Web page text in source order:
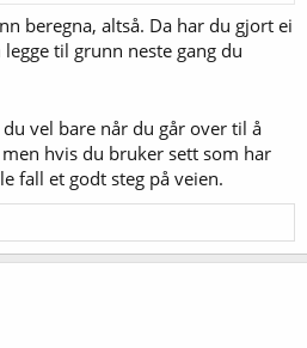
lå alltid hydrometeret høyere, ca 2-
kan jeg stole mest på?
ikke kan brukes til å måle
Men kan jeg likevel bruke det til
Eller vil det kunne være slik f.eks.
som 1.015 og 4% (tall tatt helt ut
hva jeg mener?
beregna, altså. Da har du gjort ei
til grunn neste gang du
vel bare når du går over til å
hvis du bruker sett som har
fall et godt steg på veien.